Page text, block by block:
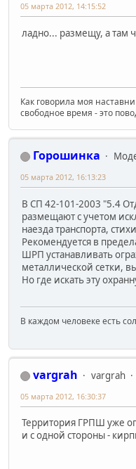
05 марта 2012, 14:15:52
ладно... размещу, а там
Как говорила моя
свободное время - это
Горошинка
05 марта 2012, 16:13:23
В СП 42-101-2003 "5.4
размещают с учетом
наезда транспорта,
Рекомендуется в
ШРП устанавливать
металлической сетки,
Но где искать эту
В каждом человеке есть
vargrah vargrah
05 марта 2012, 16:30:37
Территория ГРПШ уже
и с одной стороны -